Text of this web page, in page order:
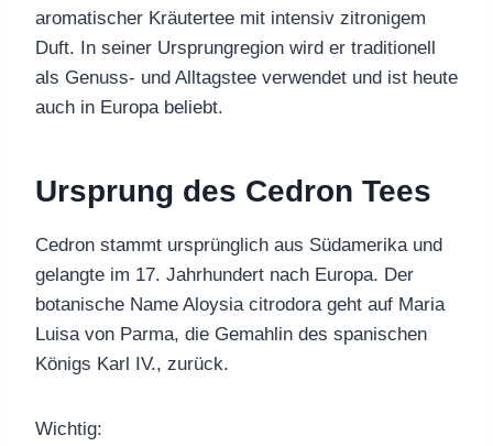
aromatischer Kräutertee mit intensiv zitronigem
Duft. In seiner Ursprungregion wird er traditionell
als Genuss- und Alltagstee verwendet und ist heute
auch in Europa beliebt.
Ursprung des Cedron Tees
Cedron stammt ursprünglich aus Südamerika und
gelangte im 17. Jahrhundert nach Europa. Der
botanische Name Aloysia citrodora geht auf Maria
Luisa von Parma, die Gemahlin des spanischen
Königs Karl IV., zurück.
Wichtig: